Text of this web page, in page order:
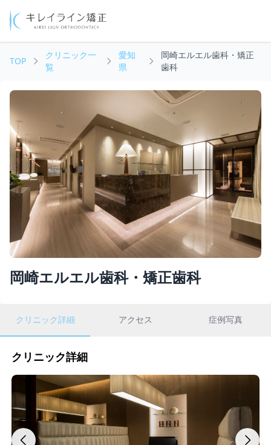
TOP
クリニック一
覧
愛知
県
岡崎エルエル歯科・矯正
歯科
岡崎エルエル歯科・矯正歯科
クリニック詳細 アクセス 症例写真
クリニック詳細